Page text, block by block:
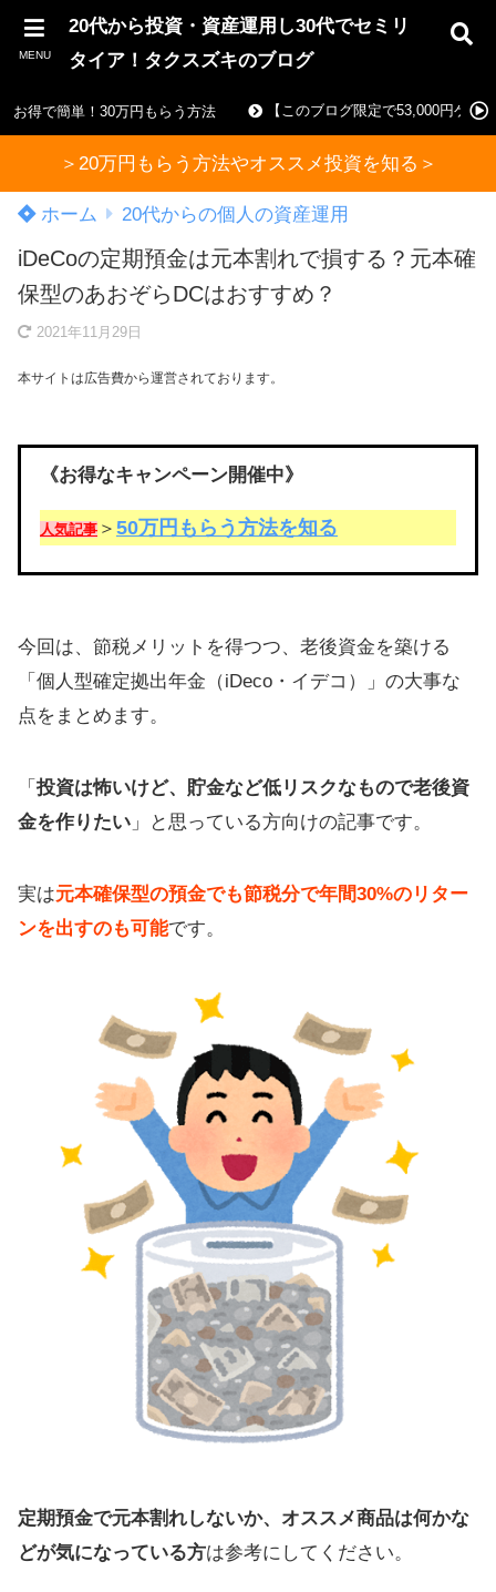
MENU
20代から投資・資産運用し30代でセミリ
タイア！タクスズキのブログ
お得で簡単！30万円もらう方法 【このブログ限定で53,000円ゲッ
＞20万円もらう方法やオススメ投資を知る＞
ホーム 20代からの個人の資産運用
iDeCoの定期預金は元本割れで損する？元本確
保型のあおぞらDCはおすすめ？
2021年11月29日
本サイトは広告費から運営されております。
《お得なキャンペーン開催中》
人気記事 ＞ 50万円もらう方法を知る
今回は、節税メリットを得つつ、老後資金を築ける
「個人型確定拠出年金（iDeco・イデコ）」の大事な
点をまとめます。
「 投資は怖いけど、貯金など低リスクなもので老後資
金を作りたい 」と思っている方向けの記事です。
実は元本確保型の預金でも節税分で年間30%のリター
ンを出すのも可能です。
定期預金で元本割れしないか、オススメ商品は何かな
どが気になっている方は参考にしてください。